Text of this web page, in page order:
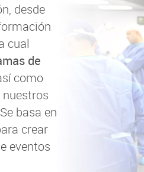
desde
cual
de
como
basa en
crear
eventos